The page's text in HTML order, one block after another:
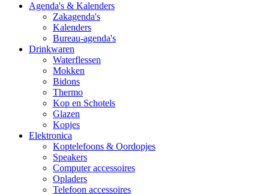
Agenda's & Kalenders
Zakagenda's
Kalenders
Bureau-agenda's
Drinkwaren
Waterflessen
Mokken
Bidons
Thermo
Kop en Schotels
Glazen
Kopjes
Elektronica
Koptelefoons & Oordopjes
Speakers
Computer accessoires
Opladers
Telefoon accessoires